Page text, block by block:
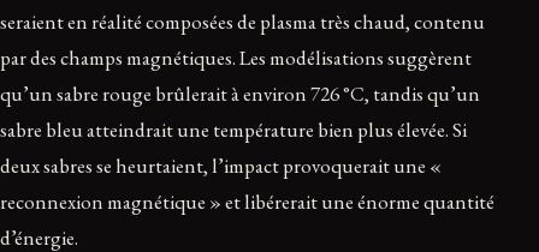
seraient en réalité composées de plasma très chaud, contenu
par des champs magnétiques. Les modélisations suggèrent
qu’un sabre rouge brûlerait à environ 726 °C, tandis qu’un
sabre bleu atteindrait une température bien plus élevée. Si
deux sabres se heurtaient, l’impact provoquerait une «
reconnexion magnétique » et libérerait une énorme quantité
d’énergie.